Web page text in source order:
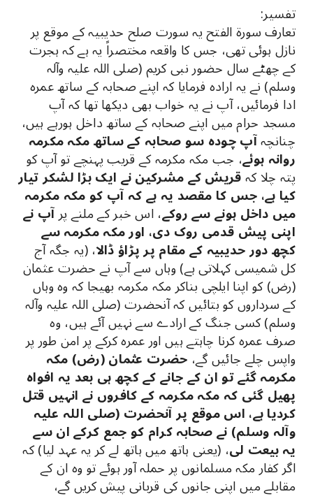
تفسیر:
تعارف سورة الفتح یہ سورت صلح حدیبیہ کے موقع پر
نازل ہوئی تھی، جس کا واقعہ مختصراً یہ ہے کہ ہجرت
کے چھٹے سال حضور نبی کریم (صلی اللہ علیہ وآلہ
وسلم) نے یہ ارادہ فرمایا کہ اپنے صحابہ کے ساتھ عمرہ
ادا فرمائیں، آپ نے یہ خواب بھی دیکھا تھا کہ آپ
مسجد حرام میں اپنے صحابہ کے ساتھ داخل ہورہے ہیں،
چنانچہآپ چودہ سو صحابہ کے ساتھ مکہ مکرمہ
روانہ ہوئے، جب مکہ مکرمہ کے قریب پہنچے تو آپ کو
پتہ چلا کہقریش کے مشرکین نے ایک بڑا لشکر تیار
کیا ہے، جس کا مقصد یہ ہے کہ آپ کو مکہ مکرمہ
میں داخل ہونے سے روکے، اس خبر کے ملنے پرآپ نے
اپنی پیش قدمی روک دی، اور مکہ مکرمہ سے
کچھ دور حدیبیہ کے مقام پر پڑاؤ ڈالا، (یہ جگہ آج
کل شمیسی کہلاتی ہے) وہاں سے آپ نے حضرت عثمان
(رض) کو اپنا ایلچی بناکر مکہ مکرمہ بھیجا کہ وہ وہاں
کے سرداروں کو بتائیں کہ آنحضرت (صلی اللہ علیہ وآلہ
وسلم) کسی جنگ کے ارادے سے نہیں آئے ہیں، وہ
صرف عمرہ کرنا چاہتے ہیں اور عمرہ کرکے پر امن طور پر
واپس چلے جائیں گے، حضرت عثمان (رض) مکہ
مکرمہ گئے تو ان کے جانے کے کچھ ہی بعد یہ افواہ
پھیل گئی کہ مکہ مکرمہ کے کافروں نے انہیں قتل
کردیا ہے، اس موقع پر آنحضرت (صلی اللہ علیہ
وآلہ وسلم) نے صحابہ کرام کو جمع کرکے ان سے
یہ بیعت لی، (یعنی ہاتھ میں ہاتھ لے کر یہ عہد لیا) کہ
اگر کفار مکہ مسلمانوں پر حملہ آور ہوئے تو وہ ان کے
مقابلے میں اپنی جانوں کی قربانی پیش کریں گے،